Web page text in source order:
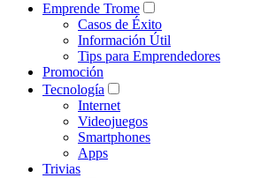
Emprende Trome
Casos de Éxito
Información Útil
Tips para Emprendedores
Promoción
Tecnología
Internet
Videojuegos
Smartphones
Apps
Trivias